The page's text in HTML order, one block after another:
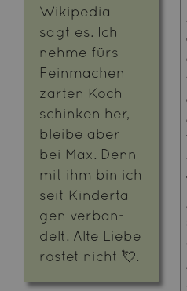
Wi­ki­pe­dia
sagt es. Ich
nehme fürs
Fein­ma­chen
zar­ten Koch­
schin­ken her,
blei­be aber
bei Max. Denn
mit ihm bin ich
seit Kin­der­ta­
gen ver­ban­
delt. Alte Liebe
ros­tet nicht 💘.